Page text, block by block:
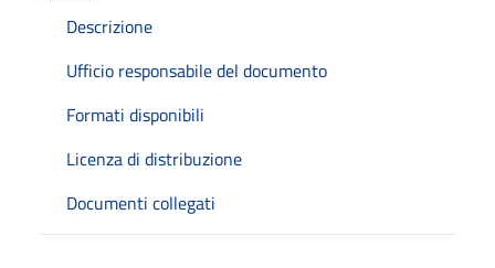
Descrizione
Ufficio responsabile del documento
Formati disponibili
Licenza di distribuzione
Documenti collegati